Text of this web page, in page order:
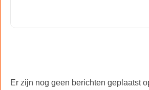
Er zijn nog geen berichten geplaatst